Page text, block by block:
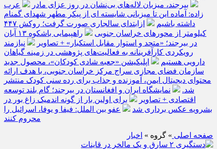
بیرجند، میزبان لاله‌های بی‌نشان در روز عزای مادر
عرب
زاده: آماده این تا میزبانی شایسته ای از پیکر مطهر شهدای گمنام
داشته باشیم
ازابتدای سالجاری صورت گرفت؛ روکش ۴۴۷
کیلومتر از محورهای خراسان جنوبی
راهپیمایی باشکوه ۱۳ آبان
در بیرجند؛ «متحد و استوار مقابل استکبار» + تصاویر
نیازمند
رویکردی کارآفرینانه به فعالیت‌های پژوهشی در زمینه گیاهان
دارویی هستیم
اپلیکیشن «جعبه شادی کودکان»، محصول جدید
سازمان فضای مجازی سراج مرکز خراسان جنوبی، با هدف ارائه
محتوای دیجیتال ایمن، آموزنده و جذاب برای رده سنی کودک منتشر
شد.
نمایشگاه ایران و افغانستان در بیرجند؛ گام بلند توسعه
اقتصادی + تصاویر
برای اولین بار از گونه اندمیک زاغ بور در
بشرویه عکس برداری شد
عفو بین الملل: فیفا و یوفا، اسرائیل را
محروم کنند
صفحه اصلی » گروه » اخبار